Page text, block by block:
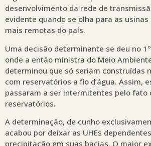
desenvolvimento da rede de
evidente quando se olha para as
mais remotas do país.
Uma decisão determinante se deu no
onde a então ministra do Meio
determinou que só seriam construídas
com reservatórios a fio d’água. Assim,
passaram a ser intermitentes pelo fato
reservatórios.
A determinação, de cunho
acabou por deixar as UHEs
precipitação em suas bacias. O maior